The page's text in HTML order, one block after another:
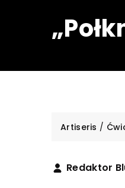
Artiseris /
Redaktor